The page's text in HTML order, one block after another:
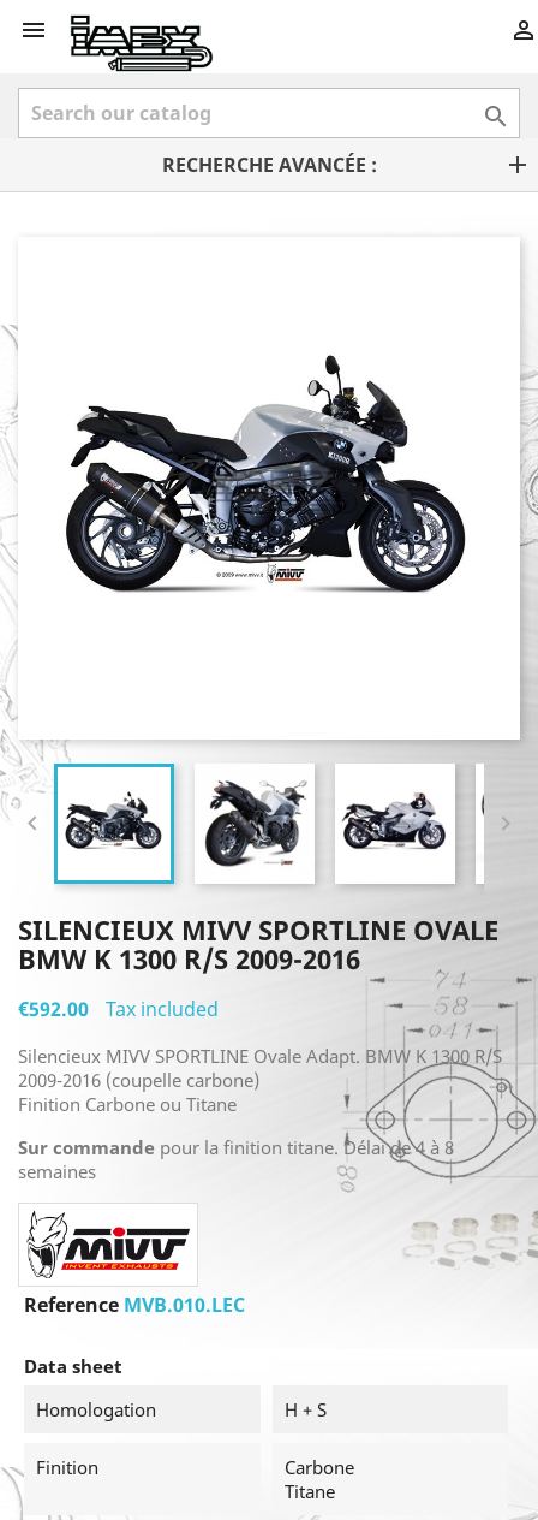
 

RECHERCHE AVANCÉE :
 
SILENCIEUX MIVV SPORTLINE OVALE
BMW K 1300 R/S 2009-2016
€592.00 Tax included
Silencieux MIVV SPORTLINE Ovale Adapt. BMW K 1300 R/S
2009-2016 (coupelle carbone)
Finition Carbone ou Titane
Sur commande pour la finition titane. Délai de 4 à 8
semaines
Reference MVB.010.LEC
Data sheet
Homologation
H + S
Finition
Carbone
Titane